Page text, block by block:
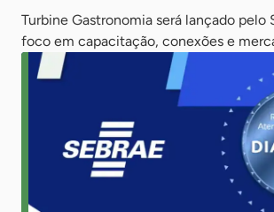
Turbine Gastronomia será lançado pelo
foco em capacitação, conexões e